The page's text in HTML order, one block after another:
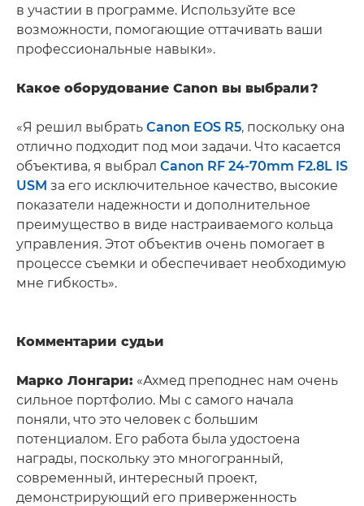
в участии в программе. Используйте все
возможности, помогающие оттачивать ваши
профессиональные навыки».
Какое оборудование Canon вы выбрали?
«Я решил выбрать Canon EOS R5, поскольку она
отлично подходит под мои задачи. Что касается
объектива, я выбрал Canon RF 24-70mm F2.8L IS
USM за его исключительное качество, высокие
показатели надежности и дополнительное
преимущество в виде настраиваемого кольца
управления. Этот объектив очень помогает в
процессе съемки и обеспечивает необходимую
мне гибкость».
Комментарии судьи
Марко Лонгари: «Ахмед преподнес нам очень
сильное портфолио. Мы с самого начала
поняли, что это человек с большим
потенциалом. Его работа была удостоена
награды, поскольку это многогранный,
современный, интересный проект,
демонстрирующий его приверженность